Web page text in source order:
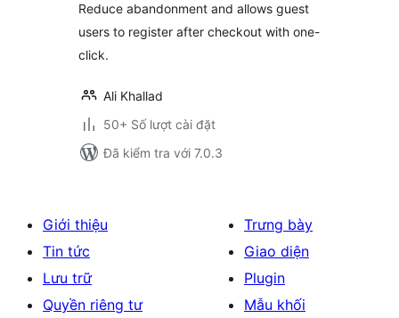
Reduce abandonment and allows guest
users to register after checkout with one-
click.
Ali Khallad
50+ Số lượt cài đặt
Đã kiểm tra với 7.0.3
Giới thiệu
Tin tức
Lưu trữ
Quyền riêng tư
Trưng bày
Giao diện
Plugin
Mẫu khối